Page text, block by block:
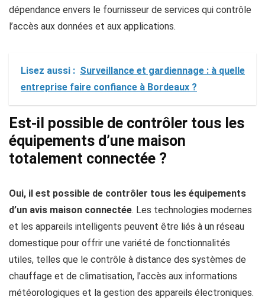
dépendance envers le fournisseur de services qui contrôle
l’accès aux données et aux applications.
Lisez aussi : Surveillance et gardiennage : à quelle
entreprise faire confiance à Bordeaux ?
Est-il possible de contrôler tous les
équipements d’une maison
totalement connectée ?
Oui, il est possible de contrôler tous les équipements
d’un avis maison connectée. Les technologies modernes
et les appareils intelligents peuvent être liés à un réseau
domestique pour offrir une variété de fonctionnalités
utiles, telles que le contrôle à distance des systèmes de
chauffage et de climatisation, l’accès aux informations
météorologiques et la gestion des appareils électroniques.